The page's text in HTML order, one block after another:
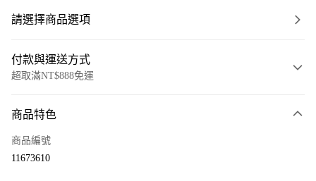
請選擇商品選項
付款與運送方式
超取滿NT$888免運
信用卡一次付款
商品特色
商品編號
11673610